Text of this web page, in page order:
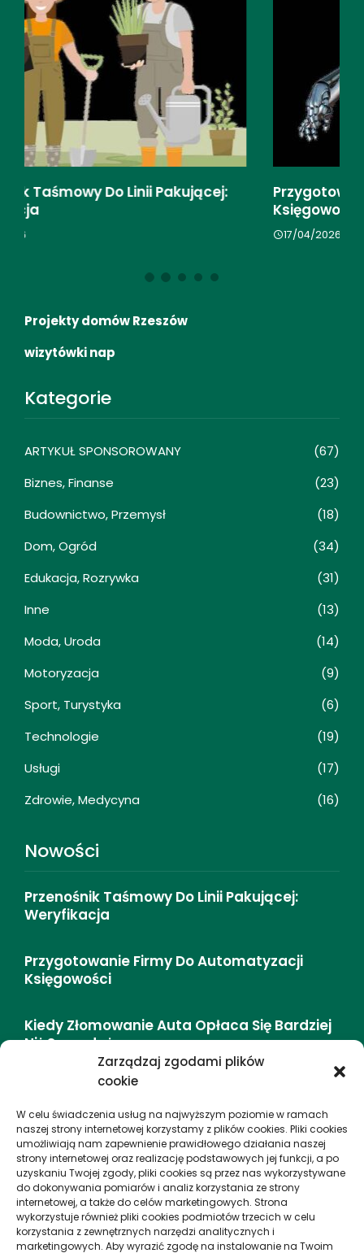
Zarządzaj zgodami plików
cookie
W celu świadczenia usług na najwyższym poziomie w ramach
naszej strony internetowej korzystamy z plików cookies. Pliki cookies
umożliwiają nam zapewnienie prawidłowego działania naszej
strony internetowej oraz realizację podstawowych jej funkcji, a po
uzyskaniu Twojej zgody, pliki cookies są przez nas wykorzystywane
do dokonywania pomiarów i analiz korzystania ze strony
internetowej, a także do celów marketingowych. Strona
wykorzystuje również pliki cookies podmiotów trzecich w celu
korzystania z zewnętrznych narzędzi analitycznych i
marketingowych. Aby wyrazić zgodę na instalowanie na Twoim
Przygotowanie Firmy Do Automatyzacji
Księgowości
Projekty domów Rzeszów
wizytówki nap
Kategorie
ARTYKUŁ SPONSOROWANY
(67)
Biznes, Finanse
(23)
Budownictwo, Przemysł
(18)
Dom, Ogród
(34)
Edukacja, Rozrywka
(31)
Inne
(13)
Moda, Uroda
(14)
Motoryzacja
(9)
Sport, Turystyka
(6)
Technologie
(19)
Usługi
(17)
Zdrowie, Medycyna
(16)
Nowości
Przenośnik Taśmowy Do Linii Pakującej:
Weryfikacja
Przygotowanie Firmy Do Automatyzacji
Księgowości
Kiedy Złomowanie Auta Opłaca Się Bardziej
Niż Sprzedaż
DMC (dopuszczalna Masa Całkowita) –
Definicja I Zasady
Jak Storytelling Zmienia Wycieczki Miejskie
– Doświadczenie I Emocje
proEuropa